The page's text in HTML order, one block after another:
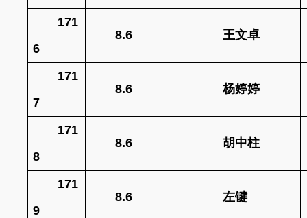
171
6
8.6 王文卓
171
7
8.6 杨婷婷
171
8
8.6 胡中柱
171
9
8.6 左键